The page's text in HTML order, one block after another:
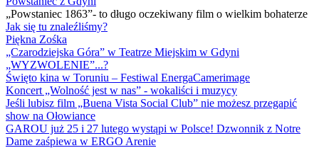
„Powstaniec 1863”- to długo oczekiwany film o wielkim bohaterze
Jak się tu znaleźliśmy?
Piękna Zośka
„Czarodziejska Góra” w Teatrze Miejskim w Gdyni
„WYZWOLENIE”...?
Święto kina w Toruniu – Festiwal EnergaCamerimage
Koncert „Wolność jest w nas” - wokaliści i muzycy
Jeśli lubisz film „Buena Vista Social Club” nie możesz przegapić
show na Ołowiance
GAROU już 25 i 27 lutego wystąpi w Polsce! Dzwonnik z Notre
Dame zaśpiewa w ERGO Arenie